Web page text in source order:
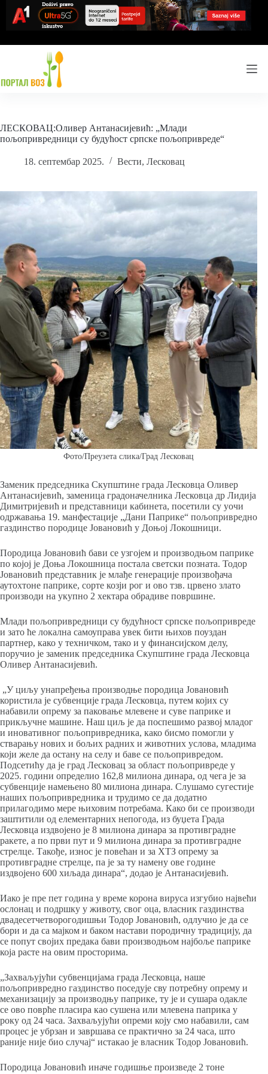
content
ЛЕСКОВАЦ:Оливер Антанасијевић: „Млади
пољопривредници су будућост српске пољопривреде“
18. септембар 2025. Вести, Лесковац
Фото/Преузета слика/Град Лесковац
Заменик председника Скупштине града Лесковца Оливер
Антанасијевић, заменица градоначелника Лесковца др Лидија
Димитријевић и представници кабинета, посетили су уочи
одржавања 19. манфестације „Дани Паприке“ пољопривредно
газдинство породице Јовановић у Доњој Локошници.
Породица Јовановић бави се узгојем и производњом паприке
по којој је Доња Локошница постала светски позната. Тодор
Јовановић представник је млађе генерације произвођача
аутохтоне паприке, сорте козји рог и ово тзв. црвено злато
производи на укупно 2 хектара обрадиве површине.
Млади пољопривредници су будућност српске пољопривреде
и зато ће локална самоуправа увек бити њихов поуздан
партнер, како у техничком, тако и у финансијском делу,
поручио је заменик председника Скупштине града Лесковца
Оливер Антанасијевић.
„У циљу унапређења производње породица Јовановић
користила је субвенције града Лесковца, путем којих су
набавили опрему за паковање млевене и суве паприке и
прикључне машине. Наш циљ је да поспешимо развој младог
и иновативног пољопривредника, како бисмо помогли у
стварању нових и бољих радних и животних услова, младима
који желе да остану на селу и баве се пољопривредом.
Подсетићу да је град Лесковац за област пољопривреде у
2025. години определио 162,8 милиона динара, од чега је за
субвенције намењено 80 милиона динара. Слушамо сугестије
наших пољопривредника и трудимо се да додатно
прилагодимо мере њиховим потребама. Како би се производи
заштитили од елементарних непогода, из буџета Града
Лесковца издвојено је 8 милиона динара за противградне
ракете, а по први пут и 9 милиона динара за противградне
стрелце. Такође, износ је повећан и за ХТЗ опрему за
противградне стрелце, па је за ту намену ове године
издвојено 600 хиљада динара“, додао је Антанасијевић.
Иако је пре пет година у време корона вируса изгубио највећи
ослонац и подршку у животу, свог оца, власник газдинства
двадесетчетворогодишњи Тодор Јовановић, одлучио је да се
бори и да са мајком и баком настави породичну традицију, да
се попут својих предака бави производњом најбоље паприке
која расте на овим просторима.
„Захваљујући субвенцијама града Лесковца, наше
пољопривредно газдинство поседује сву потребну опрему и
механизацију за производњу паприке, ту је и сушара одакле
се ово поврће пласира као сушена или млевена паприка у
року од 24 часа. Захваљујући опреми коју смо набавили, сам
процес је убрзан и завршава се практично за 24 часа, што
раније није био случај“ истакао је власник Тодор Јовановић.
Породица Јовановић иначе годишње произведе 2 тоне